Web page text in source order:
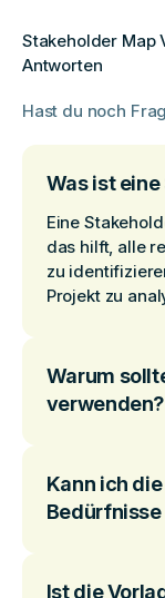
Stakeholder Map
Antworten
Hast du noch
Was ist
Eine
das hilft, alle
zu
Projekt zu
Warum
verwenden?
Kann ich
Ist die